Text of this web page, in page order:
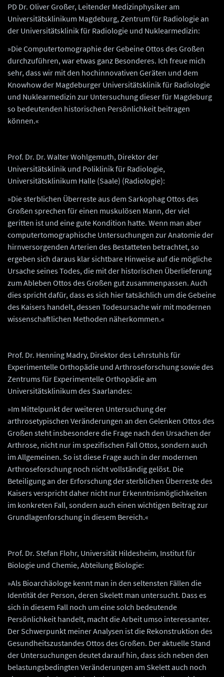
PD Dr. Oliver Großer, Leitender Medizinphysiker am
Universitätsklinikum Magdeburg, Zentrum für Radiologie an
der Universitätsklinik für Radiologie und Nuklearmedizin:
»Die Computertomographie der Gebeine Ottos des Großen
durchzuführen, war etwas ganz Besonderes. Ich freue mich
sehr, dass wir mit den hochinnovativen Geräten und dem
Knowhow der Magdeburger Universitätsklinik für Radiologie
und Nuklearmedizin zur Untersuchung dieser für Magdeburg
so bedeutenden historischen Persönlichkeit beitragen
können.«
Prof. Dr. Dr. Walter Wohlgemuth, Direktor der
Universitätsklinik und Poliklinik für Radiologie,
Universitätsklinikum Halle (Saale) (Radiologie):
»Die sterblichen Überreste aus dem Sarkophag Ottos des
Großen sprechen für einen muskulösen Mann, der viel
geritten ist und eine gute Kondition hatte. Wenn man aber
computertomographische Untersuchungen zur Anatomie der
hirnversorgenden Arterien des Bestatteten betrachtet, so
ergeben sich daraus klar sichtbare Hinweise auf die mögliche
Ursache seines Todes, die mit der historischen Überlieferung
zum Ableben Ottos des Großen gut zusammenpassen. Auch
dies spricht dafür, dass es sich hier tatsächlich um die Gebeine
des Kaisers handelt, dessen Todesursache wir mit modernen
wissenschaftlichen Methoden näherkommen.«
Prof. Dr. Henning Madry, Direktor des Lehrstuhls für
Experimentelle Orthopädie und Arthroseforschung sowie des
Zentrums für Experimentelle Orthopädie am
Universitätsklinikum des Saarlandes:
»Im Mittelpunkt der weiteren Untersuchung der
arthrosetypischen Veränderungen an den Gelenken Ottos des
Großen steht insbesondere die Frage nach den Ursachen der
Arthrose, nicht nur im spezifischen Fall Ottos, sondern auch
im Allgemeinen. So ist diese Frage auch in der modernen
Arthroseforschung noch nicht vollständig gelöst. Die
Beteiligung an der Erforschung der sterblichen Überreste des
Kaisers verspricht daher nicht nur Erkenntnismöglichkeiten
im konkreten Fall, sondern auch einen wichtigen Beitrag zur
Grundlagenforschung in diesem Bereich.«
Prof. Dr. Stefan Flohr, Universität Hildesheim, Institut für
Biologie und Chemie, Abteilung Biologie:
»Als Bioarchäologe kennt man in den seltensten Fällen die
Identität der Person, deren Skelett man untersucht. Dass es
sich in diesem Fall noch um eine solch bedeutende
Persönlichkeit handelt, macht die Arbeit umso interessanter.
Der Schwerpunkt meiner Analysen ist die Rekonstruktion des
Gesundheitszustandes Ottos des Großen. Der aktuelle Stand
der Untersuchungen deutet darauf hin, dass sich neben den
belastungsbedingten Veränderungen am Skelett auch noch